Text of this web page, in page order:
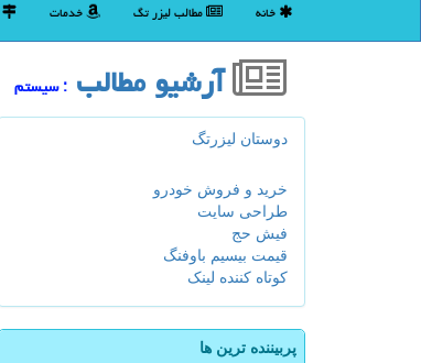
خانه مطالب لیزر تگ خدمات
آرشیو مطالب : سیستم
دوستان لیزرتگ
خرید و فروش خودرو
طراحی سایت
فیش حج
قیمت بیسیم باوفنگ
کوتاه کننده لینک
پربیننده ترین ها